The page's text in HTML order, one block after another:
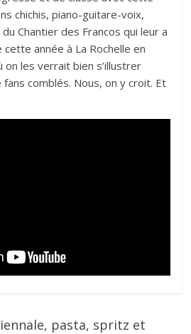
chichis, piano-guitare-voix,
Chantier des Francos qui leur a
cette année à La Rochelle en
on les verrait bien s’illustrer
comblés. Nous, on y croit. Et
pasta, spritz et